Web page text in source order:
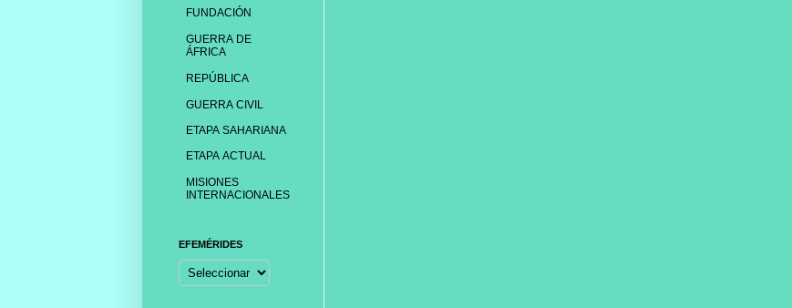
FUNDACIÓN
GUERRA DE
ÁFRICA
REPÚBLICA
GUERRA CIVIL
ETAPA SAHARIANA
ETAPA ACTUAL
MISIONES
INTERNACIONALES
EFEMÉRIDES